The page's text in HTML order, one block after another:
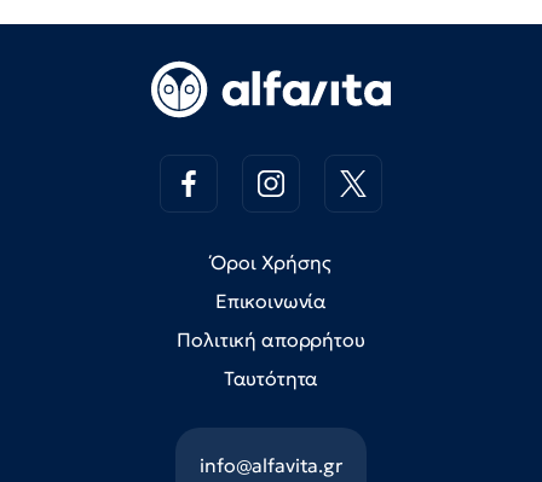
Όροι Χρήσης
Επικοινωνία
Πολιτική απορρήτου
Ταυτότητα
info@alfavita.gr